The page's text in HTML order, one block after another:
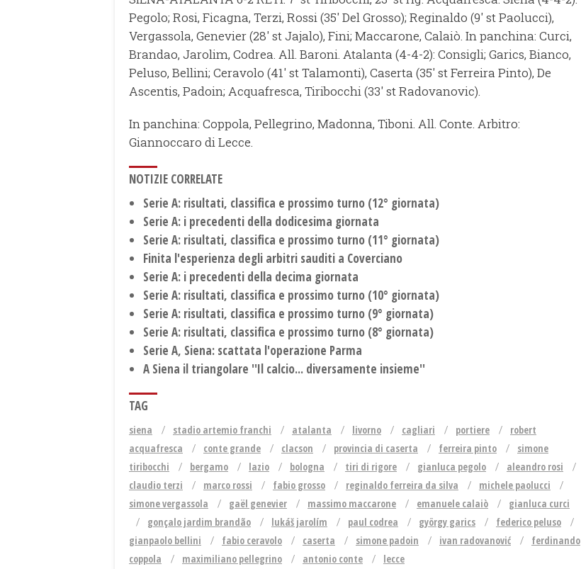
Pegolo; Rosi, Ficagna, Terzi, Rossi (35' Del Grosso); Reginaldo (9' st Paolucci),
Vergassola, Genevier (28' st Jajalo), Fini; Maccarone, Calaiò. In panchina: Curci,
Brandao, Jarolim, Codrea. All. Baroni. Atalanta (4-4-2): Consigli; Garics, Bianco,
Peluso, Bellini; Ceravolo (41' st Talamonti), Caserta (35' st Ferreira Pinto), De
Ascentis, Padoin; Acquafresca, Tiribocchi (33' st Radovanovic).
In panchina: Coppola, Pellegrino, Madonna, Tiboni. All. Conte. Arbitro:
Giannoccaro di Lecce.
NOTIZIE CORRELATE
Serie A: risultati, classifica e prossimo turno (12° giornata)
Serie A: i precedenti della dodicesima giornata
Serie A: risultati, classifica e prossimo turno (11° giornata)
Finita l'esperienza degli arbitri sauditi a Coverciano
Serie A: i precedenti della decima giornata
Serie A: risultati, classifica e prossimo turno (10° giornata)
Serie A: risultati, classifica e prossimo turno (9° giornata)
Serie A: risultati, classifica e prossimo turno (8° giornata)
Serie A, Siena: scattata l'operazione Parma
A Siena il triangolare ''Il calcio... diversamente insieme''
TAG
siena stadio artemio franchi atalanta livorno cagliari portiere
robert
acquafresca
conte grande clacson provincia di caserta ferreira pinto
simone
tiribocchi
bergamo lazio bologna tiri di rigore gianluca pegolo
aleandro rosi
claudio terzi
marco rossi fabio grosso reginaldo ferreira da silva
michele paolucci
simone vergassola
gaël genevier massimo maccarone emanuele calaiò
gianluca curci
gonçalo jardim brandão
lukáš jarolím paul codrea györgy garics
federico peluso
gianpaolo bellini
fabio ceravolo caserta simone padoin ivan radovanović
ferdinando
coppola
maximiliano pellegrino antonio conte lecce